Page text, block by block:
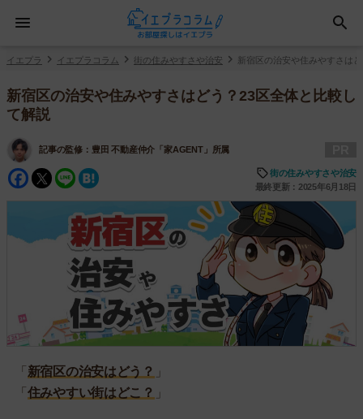
イエプラ イエプラコラム 街の住みやすさや治安 新宿区の治安や住みやすさは
新宿区の治安や住みやすさはどう？23区全体と比較し
て解説
記事の監修： 豊田 不動産仲介「家AGENT」所属
Facebook
Twitter
Line
街の住みやすさや治安
最終更新：2025年6月18日
「 新宿区の治安はどう？ 」
「 住みやすい街はどこ？ 」